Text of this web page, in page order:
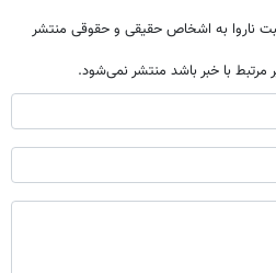
ناروا به اشخاص حقیقی و حقوقی منتشر
مرتبط با خبر باشد منتشر نمی‌شود.